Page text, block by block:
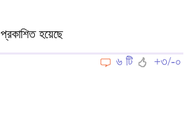
প্রকাশিত হয়েছে
৬ টি
+৩/-০